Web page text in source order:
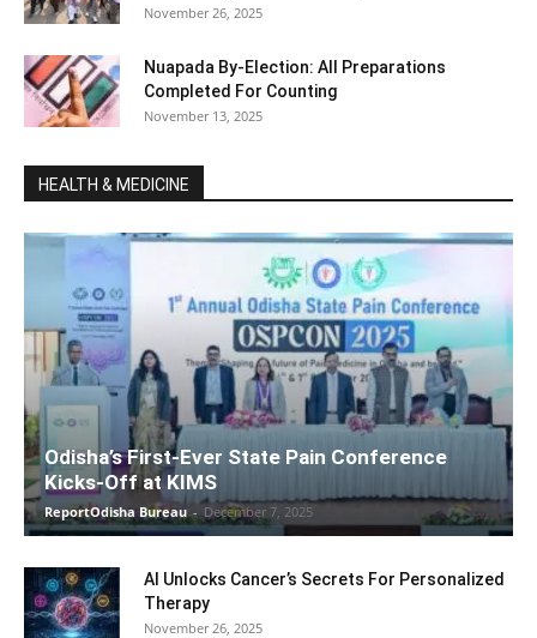
November 26, 2025
Nuapada By-Election: All Preparations
Completed For Counting
November 13, 2025
HEALTH & MEDICINE
Odisha’s First-Ever State Pain Conference
Kicks-Off at KIMS
ReportOdisha Bureau - December 7, 2025
AI Unlocks Cancer’s Secrets For Personalized
Therapy
November 26, 2025